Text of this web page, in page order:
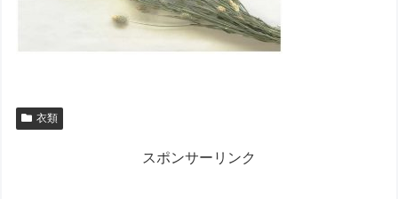
衣類
スポンサーリンク